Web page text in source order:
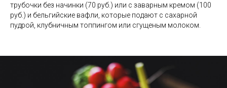
трубочки без начинки (70 руб.) или с заварным кремом (100
руб.) и бельгийские вафли, которые подают с сахарной
пудрой, клубничным топпингом или сгущеным молоком.